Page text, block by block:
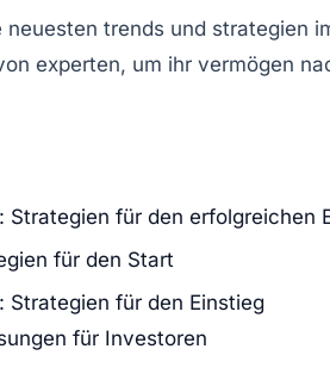
Strategien für den erfolgreichen
für den Start
Strategien für den Einstieg
für Investoren